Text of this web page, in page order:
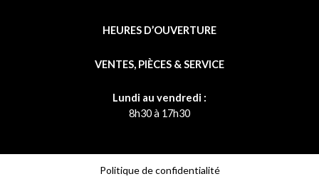
HEURES D’OUVERTURE
VENTES, PIÈCES & SERVICE
Lundi au vendredi :
8h30 à 17h30
Politique de confidentialité